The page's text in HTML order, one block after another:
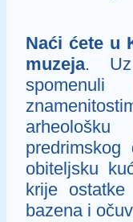
Naći ćete u
muzeja.
obiteljsku
krije
bazena i